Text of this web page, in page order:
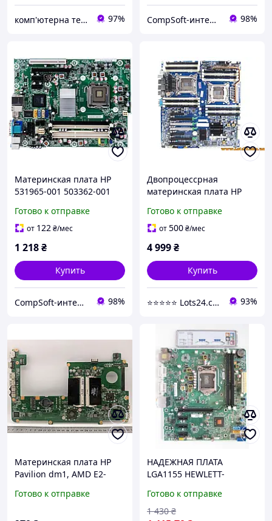
комп'ютерна техніка з США 97% CompSoft-интернет магазин компьютерных комплектующих 98%
Материнская плата HP
531965-001 503362-001
Compaq 6000 SFF) s775 БУ
Готово к отправке
от 122₴/мес
1 218₴
Купить
CompSoft-интернет магазин компьютерных комплектующих 98%
Двопроцессрная
материнская плата HP
C602 708610-001 618266-
003 рабочая станция б/у
Готово к отправке
от500₴/мес
4 999₴
Купить
⭐️⭐️⭐️⭐️⭐️ Lots24.com.ua 93%
Материнская плата HP
Pavilion dm1, AMD E2-
DANM9GMB6C0
Готово к отправке
НАДЕЖНАЯ ПЛАТА
LGA1155 HEWLETT-
FOXCONN 2ADA )
Понимает Core- i7,i5 3го
Готово к отправке
1 430 ₴